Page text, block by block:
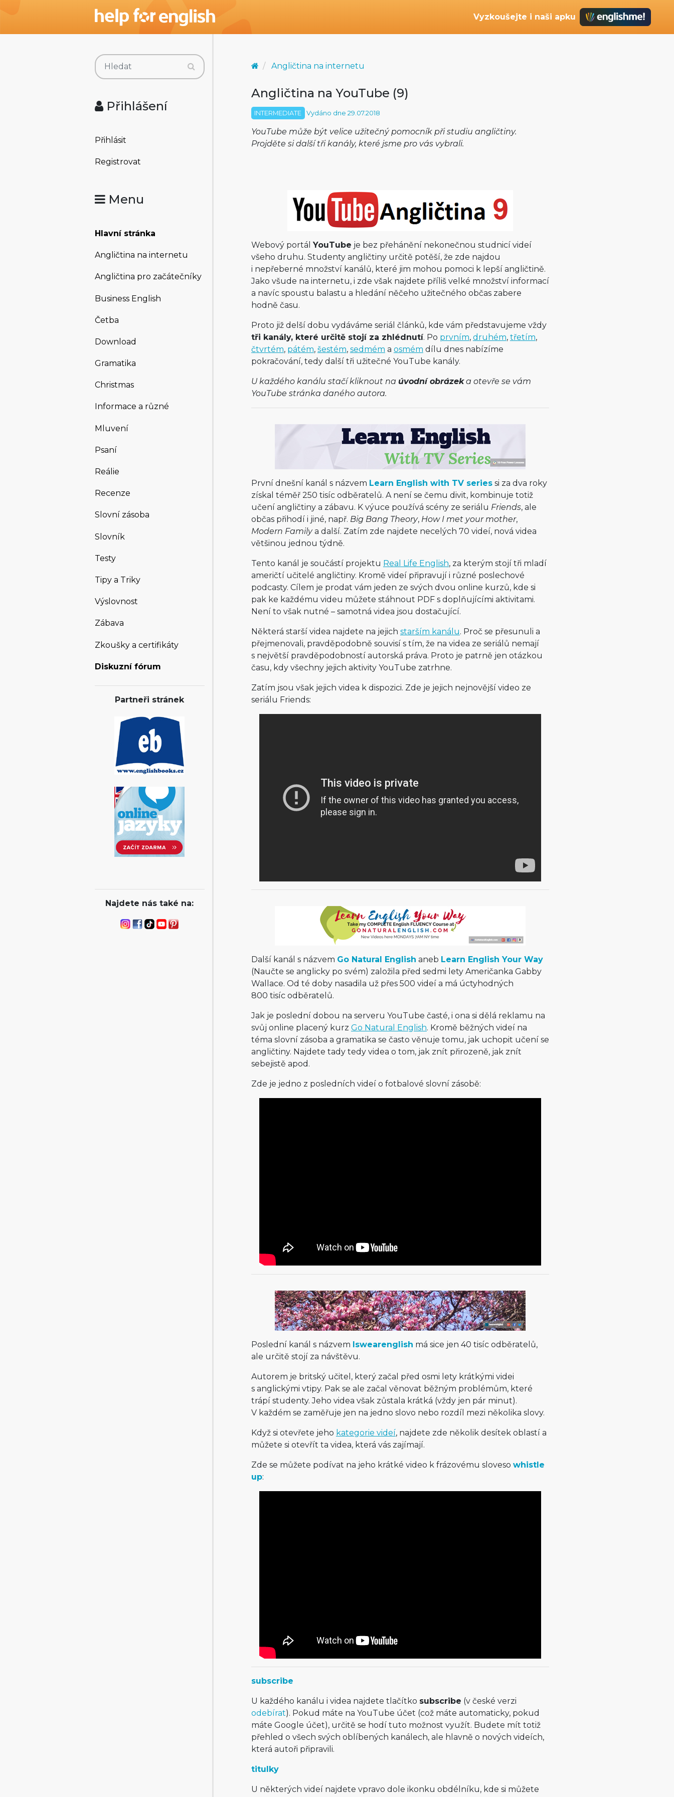
Vyzkoušejte i naši apku
Přihlášení
Přihlásit
Registrovat
Menu
Hlavní stránka
Angličtina na internetu
Angličtina pro začátečníky
Business English
Četba
Download
Gramatika
Christmas
Informace a různé
Mluvení
Psaní
Reálie
Recenze
Slovní zásoba
Slovník
Testy
Tipy a Triky
Výslovnost
Zábava
Zkoušky a certifikáty
Diskuzní fórum
Partneři stránek
Najdete nás také na:
Angličtina na internetu
Angličtina na YouTube (9)
INTERMEDIATE Vydáno dne 29.07.2018
YouTube může být velice užitečný pomocník při studiu angličtiny.
Projděte si další tři kanály, které jsme pro vás vybrali.
Webový portál YouTube je bez přehánění nekonečnou studnicí videí
všeho druhu. Studenty angličtiny určitě potěší, že zde najdou
i nepřeberné množství kanálů, které jim mohou pomoci k lepší angličtině.
Jako všude na internetu, i zde však najdete příliš velké množství informací
a navíc spoustu balastu a hledání něčeho užitečného občas zabere
hodně času.
Proto již delší dobu vydáváme seriál článků, kde vám představujeme vždy
tři kanály, které určitě stojí za zhlédnutí. Po prvním, druhém, třetím,
čtvrtém, pátém, šestém, sedmém a osmém dílu dnes nabízíme
pokračování, tedy další tři užitečné YouTube kanály.
U každého kanálu stačí kliknout na úvodní obrázeka otevře se vám
YouTube stránka daného autora.
První dnešní kanál s názvem Learn English with TV seriessi za dva roky
získal téměř 250 tisíc odběratelů. A není se čemu divit, kombinuje totiž
učení angličtiny a zábavu. K výuce používá scény ze seriálu Friends, ale
občas přihodí i jiné, např. Big Bang Theory, How I met your mother,
Modern Familya další. Zatím zde najdete necelých 70 videí, nová videa
většinou jednou týdně.
Tento kanál je součástí projektu Real Life English, za kterým stojí tři mladí
američtí učitelé angličtiny. Kromě videí připravují i různé poslechové
podcasty. Cílem je prodat vám jeden ze svých dvou online kurzů, kde si
pak ke každému videu můžete stáhnout PDF s doplňujícími aktivitami.
Není to však nutné – samotná videa jsou dostačující.
Některá starší videa najdete na jejich starším kanálu. Proč se přesunuli a
přejmenovali, pravděpodobně souvisí s tím, že na videa ze seriálů nemají
s největší pravděpodobností autorská práva. Proto je patrně jen otázkou
času, kdy všechny jejich aktivity YouTube zatrhne.
Zatím jsou však jejich videa k dispozici. Zde je jejich nejnovější video ze
seriálu Friends:
Další kanál s názvem Go Natural English aneb Learn English Your Way
(Naučte se anglicky po svém) založila před sedmi lety Američanka Gabby
Wallace. Od té doby nasadila už přes 500 videí a má úctyhodných
800 tisíc odběratelů.
Jak je poslední dobou na serveru YouTube časté, i ona si dělá reklamu na
svůj online placený kurz Go Natural English. Kromě běžných videí na
téma slovní zásoba a gramatika se často věnuje tomu, jak uchopit učení se
angličtiny. Najdete tady tedy videa o tom, jak znít přirozeně, jak znít
sebejistě apod.
Zde je jedno z posledních videí o fotbalové slovní zásobě:
Poslední kanál s názvem Iswearenglish má sice jen 40 tisíc odběratelů,
ale určitě stojí za návštěvu.
Autorem je britský učitel, který začal před osmi lety krátkými videi
s anglickými vtipy. Pak se ale začal věnovat běžným problémům, které
trápí studenty. Jeho videa však zůstala krátká (vždy jen pár minut).
V každém se zaměřuje jen na jedno slovo nebo rozdíl mezi několika slovy.
Když si otevřete jeho kategorie videí, najdete zde několik desítek oblastí a
můžete si otevřít ta videa, která vás zajímají.
Zde se můžete podívat na jeho krátké video k frázovému sloveso whistle
up:
subscribe
U každého kanálu i videa najdete tlačítko subscribe (v české verzi
odebírat). Pokud máte na YouTube účet (což máte automaticky, pokud
máte Google účet), určitě se hodí tuto možnost využít. Budete mít totiž
přehled o všech svých oblíbených kanálech, ale hlavně o nových videích,
která autoři připravili.
titulky
U některých videí najdete vpravo dole ikonku obdélníku, kde si můžete